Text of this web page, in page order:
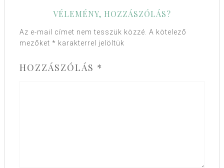
VÉLEMÉNY, HOZZÁSZÓLÁS?
Az e-mail címet nem tesszük közzé. A kötelező
mezőket * karakterrel jelöltük
HOZZÁSZÓLÁS *